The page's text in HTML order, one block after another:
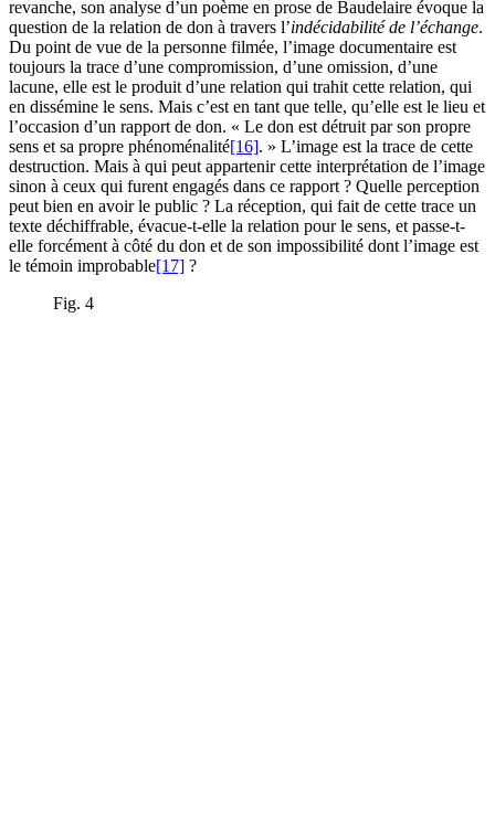
revanche, son analyse d’un poème en prose de Baudelaire évoque la
question de la relation de don à travers l’indécidabilité de l’échange.
Du point de vue de la personne filmée, l’image documentaire est
toujours la trace d’une compromission, d’une omission, d’une
lacune, elle est le produit d’une relation qui trahit cette relation, qui
en dissémine le sens. Mais c’est en tant que telle, qu’elle est le lieu et
l’occasion d’un rapport de don. « Le don est détruit par son propre
sens et sa propre phénoménalité[16]. » L’image est la trace de cette
destruction. Mais à qui peut appartenir cette interprétation de l’image
sinon à ceux qui furent engagés dans ce rapport ? Quelle perception
peut bien en avoir le public ? La réception, qui fait de cette trace un
texte déchiffrable, évacue-t-elle la relation pour le sens, et passe-t-
elle forcément à côté du don et de son impossibilité dont l’image est
le témoin improbable[17] ?
Fig. 4